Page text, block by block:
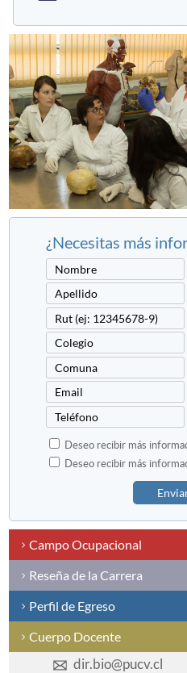
¿Necesitas más
Deseo recibir más
Deseo recibir más
Campo Ocupacional
Reseña de la Carrera
Perfil de Egreso
Cuerpo Docente
dir.bio@pucv.cl